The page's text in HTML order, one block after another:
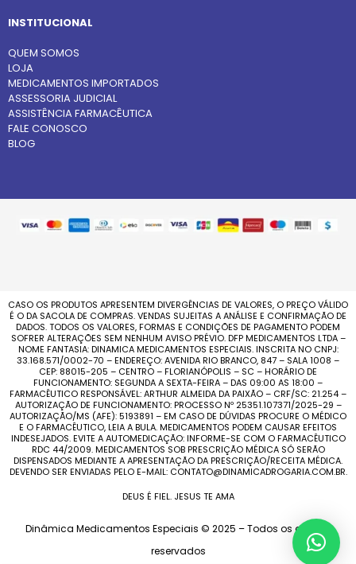
INSTITUCIONAL
QUEM SOMOS
LOJA
MEDICAMENTOS IMPORTADOS
ASSESSORIA JUDICIAL
ASSISTÊNCIA FARMACÊUTICA
FALE CONOSCO
BLOG
CASO OS PRODUTOS APRESENTEM DIVERGÊNCIAS DE VALORES, O PREÇO VÁLIDO
É O DA SACOLA DE COMPRAS. VENDAS SUJEITAS A ANÁLISE E CONFIRMAÇÃO DE
DADOS. TODOS OS VALORES, FORMAS E CONDIÇÕES DE PAGAMENTO PODEM
SOFRER ALTERAÇÕES SEM NENHUM AVISO PRÉVIO. DFP MEDICAMENTOS LTDA –
NOME FANTASIA: DINAMICA MEDICAMENTOS ESPECIAIS. INSCRITA NO CNPJ:
33.168.571/0002-70 – ENDEREÇO: AVENIDA RIO BRANCO, 847 – SALA 1008 –
CEP: 88015-205 – CENTRO – FLORIANÓPOLIS – SC – HORÁRIO DE
FUNCIONAMENTO: SEGUNDA A SEXTA-FEIRA – DAS 09:00 AS 18:00 –
FARMACÊUTICO RESPONSÁVEL: ARTHUR ALMEIDA DA PAIXÃO – CRF/SC: 21.254 –
AUTORIZAÇÃO DE FUNCIONAMENTO: PROCESSO Nº 25351.107371/2025-29 –
AUTORIZAÇÃO/MS (AFE): 5193891 – EM CASO DE DÚVIDAS PROCURE O MÉDICO
E O FARMACÊUTICO, LEIA A BULA. MEDICAMENTOS PODEM CAUSAR EFEITOS
INDESEJADOS. EVITE A AUTOMEDICAÇÃO: INFORME-SE COM O FARMACÊUTICO
RDC 44/2009. MEDICAMENTOS SOB PRESCRIÇÃO MÉDICA SÓ SERÃO
DISPENSADOS MEDIANTE A APRESENTAÇÃO DA PRESCRIÇÃO/RECEITA MÉDICA.
DEVENDO SER ENVIADAS PELO E-MAIL: CONTATO@DINAMICADROGARIA.COM.BR.
DEUS É FIEL. JESUS TE AMA
Dinâmica Medicamentos Especiais © 2025 – Todos os direitos
reservados